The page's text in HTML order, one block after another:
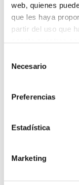
web, quienes
que les haya
partir del uso que
Necesario
Preferencias
Estadística
Marketing